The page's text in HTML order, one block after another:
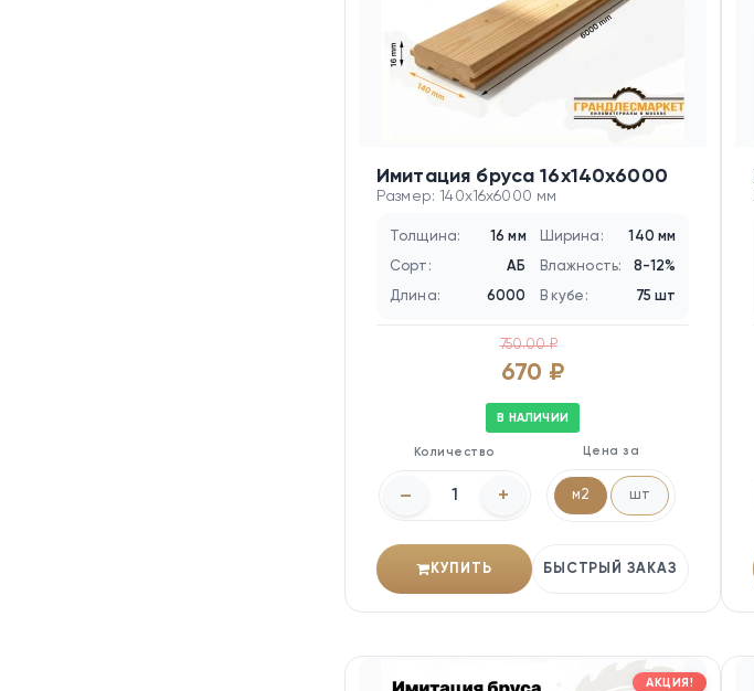
Имитация бруса 16х140х6000
Размер: 140x16x6000 мм
Толщина: 16 мм Ширина: 140 мм
Сорт: АБ Влажность: 8-12%
Длина: 6000 В кубе: 75 шт
750.00 ₽
670 ₽
В НАЛИЧИИ
Количество
– +
Цена за
м2 шт
КУПИТЬ БЫСТРЫЙ ЗАКАЗ
АКЦИЯ!